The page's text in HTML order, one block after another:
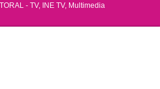
- TV, INE TV, Multimedia